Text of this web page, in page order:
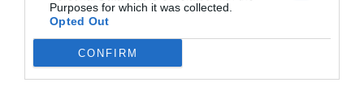
Purposes for which it was collected.
Opted Out
CONFIRM